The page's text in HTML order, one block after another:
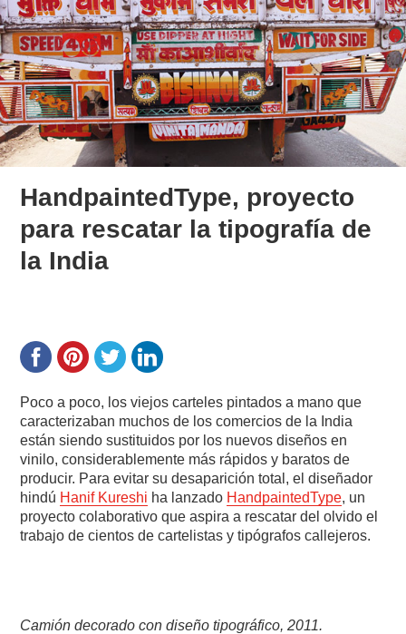
HandpaintedType, proyecto
para rescatar la tipografía de
la India
Poco a poco, los viejos carteles pintados a mano que
caracterizaban muchos de los comercios de la India
están siendo sustituidos por los nuevos diseños en
vinilo, considerablemente más rápidos y baratos de
producir. Para evitar su desaparición total, el diseñador
hindú Hanif Kureshi ha lanzado HandpaintedType, un
proyecto colaborativo que aspira a rescatar del olvido el
trabajo de cientos de cartelistas y tipógrafos callejeros.
Camión decorado con diseño tipográfico, 2011.